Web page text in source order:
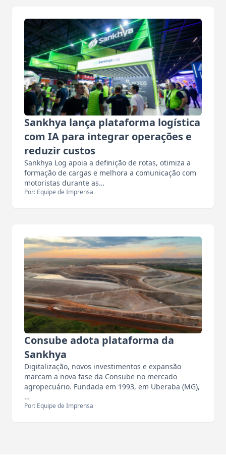
Sankhya lança plataforma logística
com IA para integrar operações e
reduzir custos
Sankhya Log apoia a definição de rotas, otimiza a
formação de cargas e melhora a comunicação com
motoristas durante as…
Por: Equipe de Imprensa
Consube adota plataforma da
Sankhya
Digitalização, novos investimentos e expansão
marcam a nova fase da Consube no mercado
agropecuário. Fundada em 1993, em Uberaba (MG),
…
Por: Equipe de Imprensa